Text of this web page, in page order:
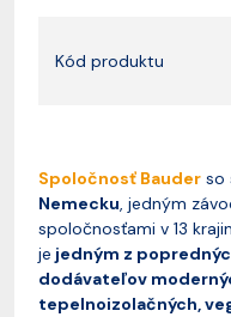
Kód produktu
Spoločnosť Bauder so
Nemecku, jedným
spoločnosťami v 13
je jedným z
dodávateľov
tepelnoizolačných,